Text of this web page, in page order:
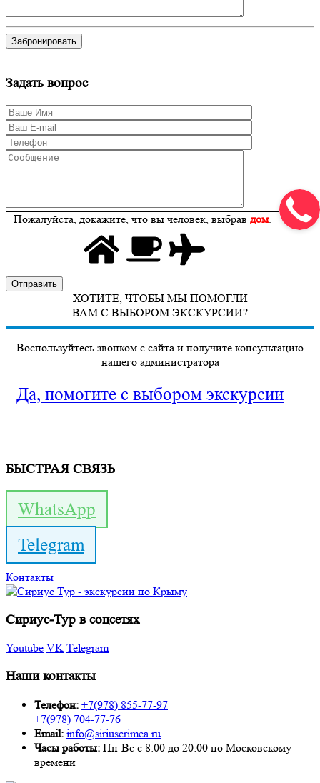
Задать вопрос
Пожалуйста, докажите, что вы человек, выбрав дом.
ХОТИТЕ, ЧТОБЫ МЫ ПОМОГЛИ
ВАМ С ВЫБОРОМ ЭКСКУРСИИ?
Воспользуйтесь звонком с сайта и получите консультацию
нашего администратора
Да, помогите с выбором экскурсии
БЫСТРАЯ СВЯЗЬ
WhatsApp
Telegram
Контакты
Сириус-Тур в соцсетях
Youtube VK Telegram
Наши контакты
Телефон: +7(978) 855-77-97
+7(978) 704-77-76
Email: info@siriuscrimea.ru
Часы работы: Пн-Вс с 8:00 до 20:00 по Московскому
времени ​​​​​​​​​​​​​​